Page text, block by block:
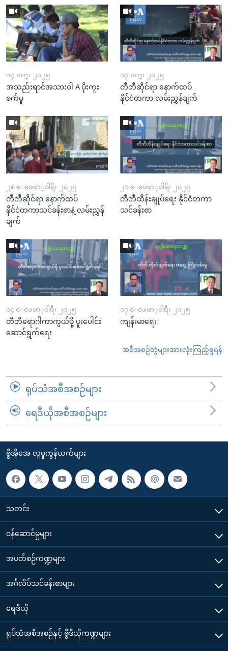
၁၄ မတ္၊ ၂၀၂၅
အသည်းရာင်အသားဝါ A ပိုးကူး
စက်မှု
၀၇ မတ္၊ ၂၀၂၅
တီဘီဆိုင်ရာ နောက်ထပ်
နိုင်ငံတကာ လမ်းညွှန်ချက်
၂၈ ေဖေဖာ္၀ါရီ၊ ၂၀၂၅
တီဘီဆိုင်ရာ နောက်ထပ်
နိုင်ငံတကာသင်ခန်းစာနဲ့ လမ်းညွှန်
ချက်
၂၁ ေဖေဖာ္၀ါရီ၊ ၂၀၂၅
တီဘီထိန်းချုပ်ရေး နိုင်ငံတကာ
သင်ခန်းစာ
၁၄ ေဖေဖာ္၀ါရီ၊ ၂၀၂၅
တီဘီရောဂါကာကွယ်ဖို့ ပူးပေါင်း
ဆောင်ရွက်ရေး
၀၇ ေဖေဖာ္၀ါရီ၊ ၂၀၂၅
ကျန်းမာရေး
အစီအစဉ်တွဲများအားလုံးကြည့်ရှုရန်
ရုပ်သံအစီအစဉ်များ
ရေဒီယိုအစီအစဉ်များ
ဗွီအိုအေ လူမှုကွန်ယက်များ
သတင်း
၀န်ဆောင်မှုများ
အပတ်စဉ်ကဏ္ဍများ
အင်္ဂလိပ်သင်ခန်းစာများ
ရေဒီယို
ရုပ်သံအစီအစဉ်နှင့် ဗွီဒီယိုကဏ္ဍများ